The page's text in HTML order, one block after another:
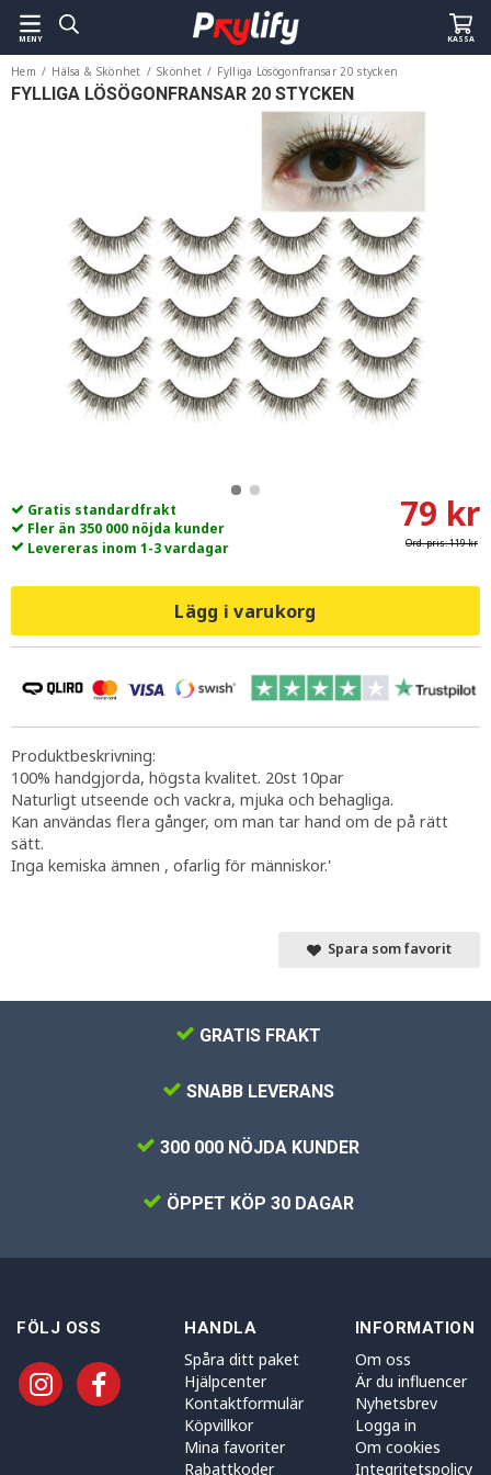
MENY KASSA
Hem / Hälsa & Skönhet / Skönhet / Fylliga Lösögonfransar 20 stycken
FYLLIGA LÖSÖGONFRANSAR 20 STYCKEN
Gratis standardfrakt
Fler än 350 000 nöjda kunder
Levereras inom 1-3 vardagar
79 kr
Ord. pris:119 kr
Lägg i varukorg
Produktbeskrivning:
100% handgjorda, högsta kvalitet. 20st 10par
Naturligt utseende och vackra, mjuka och behagliga.
Kan användas flera gånger, om man tar hand om de på rätt
sätt.
Inga kemiska ämnen , ofarlig för människor.'
Spara som favorit
GRATIS FRAKT
SNABB LEVERANS
300 000 NÖJDA KUNDER
ÖPPET KÖP 30 DAGAR
FÖLJ OSS HANDLA
Spåra ditt paket
Hjälpcenter
Kontaktformulär
Köpvillkor
Mina favoriter
Rabattkoder
INFORMATION
Om oss
Är du influencer
Nyhetsbrev
Logga in
Om cookies
Integritetspolicy